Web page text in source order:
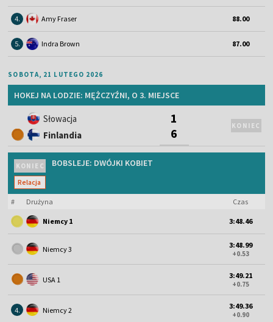
4. Amy Fraser 88.00
5. Indra Brown 87.00
SOBOTA, 21 LUTEGO 2026
HOKEJ NA LODZIE: MĘŻCZYŹNI, O 3. MIEJSCE
Słowacja
Finlandia
1
6
KONIEC
KONIEC
Relacja
BOBSLEJE: DWÓJKI KOBIET
# Drużyna Czas
Niemcy 1 3:48.46
Niemcy 3 3:48.99
+0.53
USA 1 3:49.21
+0.75
4. Niemcy 2 3:49.36
+0.90